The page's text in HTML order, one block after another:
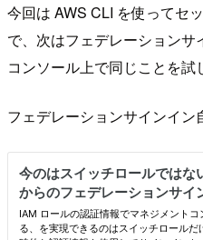
今回は AWS CLI を使ってセ
で、次はフェデレーションサ
コンソール上で同じことを試
フェデレーションサインイン